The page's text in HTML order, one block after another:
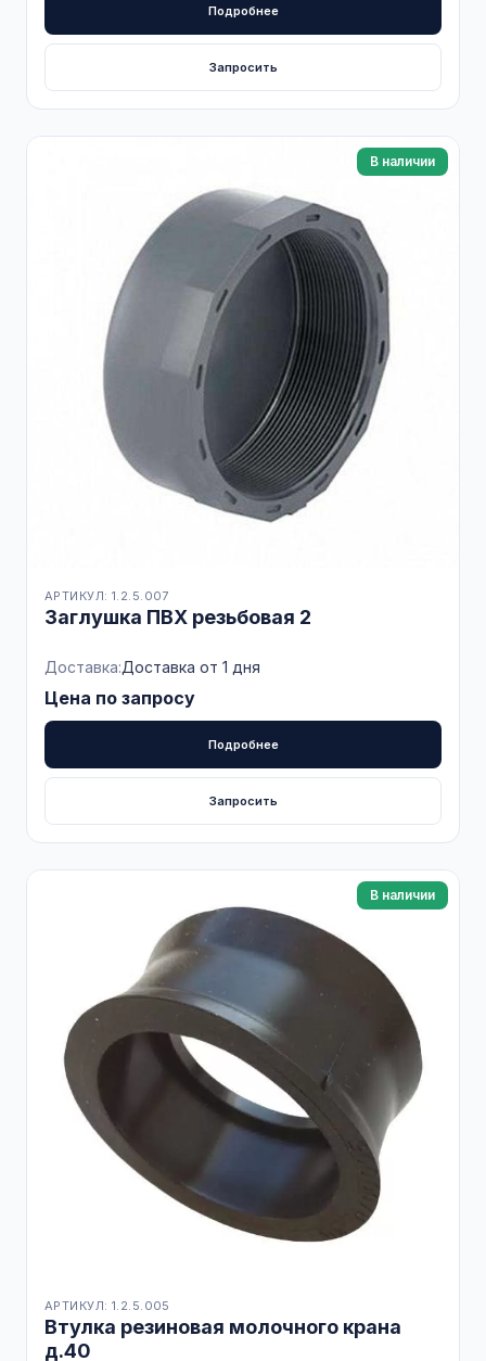
Подробнее
Запросить
В наличии
АРТИКУЛ: 1.2.5.007
Заглушка ПВХ резьбовая 2
Доставка:Доставка от 1 дня
Цена по запросу
Подробнее
Запросить
В наличии
АРТИКУЛ: 1.2.5.005
Втулка резиновая молочного крана
д.40